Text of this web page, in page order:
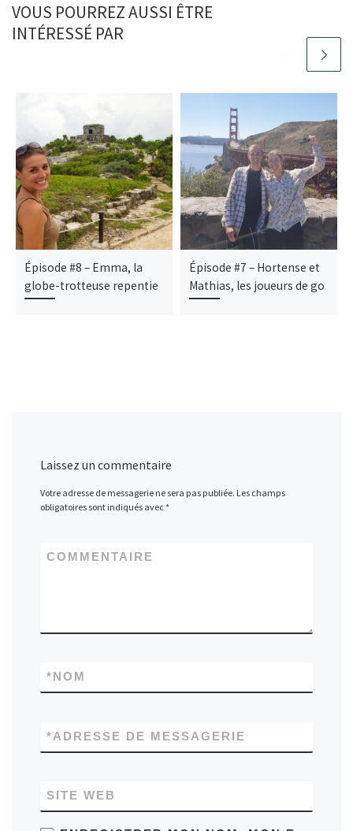
VOUS POURREZ AUSSI ÊTRE
INTÉRESSÉ PAR
Épisode #8 – Emma, la
globe-trotteuse repentie
Épisode #7 – Hortense et
Mathias, les joueurs de go
Laissez un commentaire
Votre adresse de messagerie ne sera pas publiée. Les champs
obligatoires sont indiqués avec*
COMMENTAIRE
NOM
*
ADRESSE DE MESSAGERIE
*
SITE WEB